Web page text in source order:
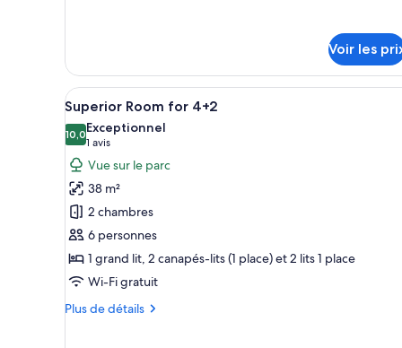
type
de
chambre
Room
for
Voir les
Afficher
toutes
les
photos
pour
ce
type
de
chambre :
Superior
Room
Une chambre d’hôtel
6
Superior Room for 4+2
10,010,0 sur 10
Exceptionnel
1 avis
(1 avis)
Vue sur le parc
38 m²
2 chambres
6 personnes
1 grand lit, 2 canapés-lits (1 place) et 2 lits 1 place
Wi-Fi gratuit
Plus de détails
Plus